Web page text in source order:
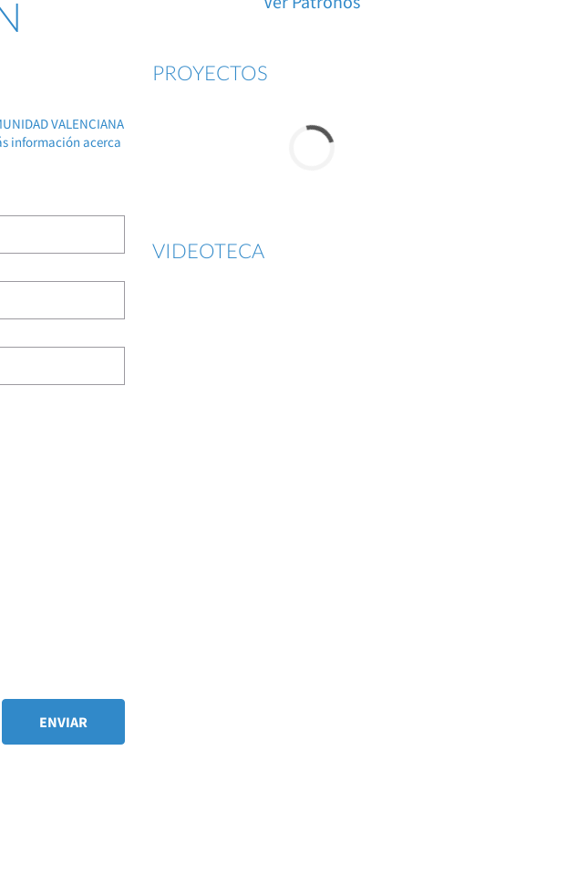
VALENCIANA
información acerca
PROYECTOS
VIDEOTECA